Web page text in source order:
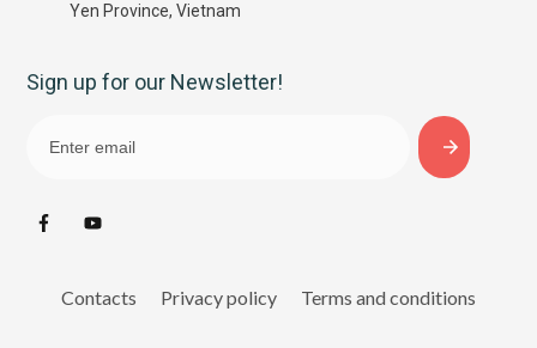
Yen Province, Vietnam
Sign up for our Newsletter!
Contacts Privacy policy Terms and conditions